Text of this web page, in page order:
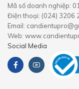
Mã số doanh nghiệp:
Điện thoại: (024) 3206
Email:
Web:
Social Media